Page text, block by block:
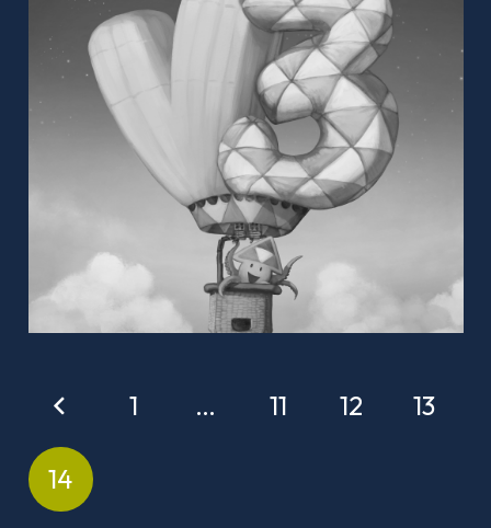
1 … 11 12 13
14